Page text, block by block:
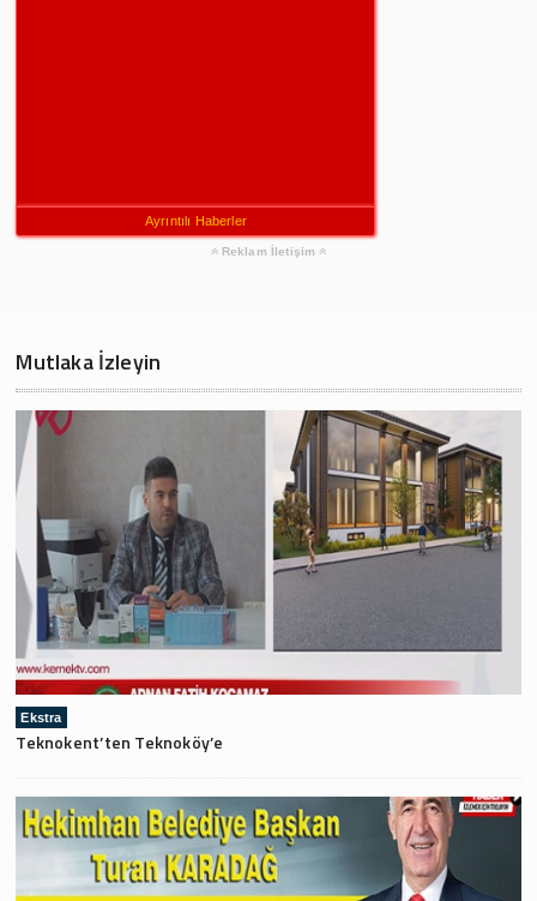
Ayrıntılı Haberler
Reklam İletişim
Mutlaka İzleyin
Ekstra
Teknokent’ten Teknoköy’e